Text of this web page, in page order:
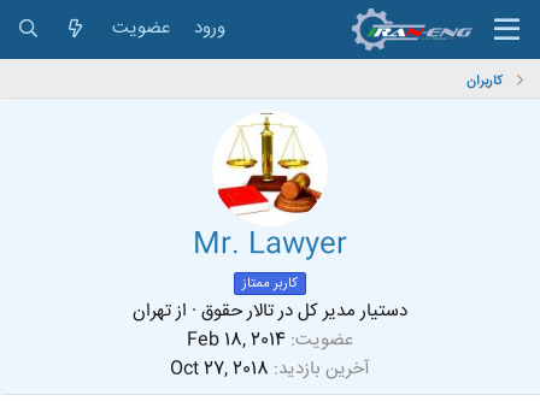
ورود عضویت
کاربران
Mr. Lawyer
کاربر ممتاز
دستیار مدیر کل در تالار حقوق · ازتهران
عضویت Feb 18, 2014
آخرین بازدید Oct 27, 2018